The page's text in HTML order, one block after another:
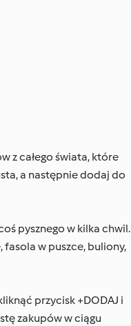
z całego świata, które
a następnie dodaj do
pysznego w kilka chwil.
w puszce, buliony,
przycisk +DODAJ i
zakupów w ciągu